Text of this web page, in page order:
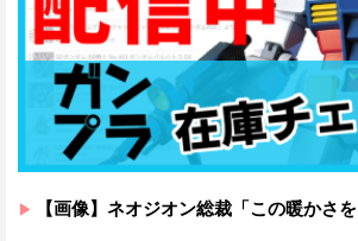
【画像】ネオジオン総裁「この暖かさをもった地球が人間さえ